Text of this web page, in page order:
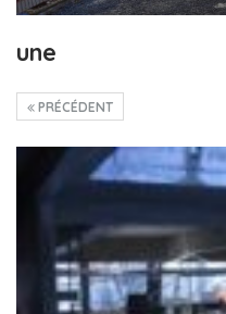
une
PRÉCÉDENT